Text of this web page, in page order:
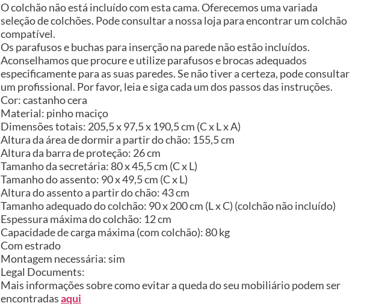
O colchão não está incluído com esta cama. Oferecemos uma variada
seleção de colchões. Pode consultar a nossa loja para encontrar um colchão
compatível.
Os parafusos e buchas para inserção na parede não estão incluídos.
Aconselhamos que procure e utilize parafusos e brocas adequados
especificamente para as suas paredes. Se não tiver a certeza, pode consultar
um profissional. Por favor, leia e siga cada um dos passos das instruções.
Cor: castanho cera
Material: pinho maciço
Dimensões totais: 205,5 x 97,5 x 190,5 cm (C x L x A)
Altura da área de dormir a partir do chão: 155,5 cm
Altura da barra de proteção: 26 cm
Tamanho da secretária: 80 x 45,5 cm (C x L)
Tamanho do assento: 90 x 49,5 cm (C x L)
Altura do assento a partir do chão: 43 cm
Tamanho adequado do colchão: 90 x 200 cm (L x C) (colchão não incluído)
Espessura máxima do colchão: 12 cm
Capacidade de carga máxima (com colchão): 80 kg
Com estrado
Montagem necessária: sim
Legal Documents:
Mais informações sobre como evitar a queda do seu mobiliário podem ser
encontradasaqui